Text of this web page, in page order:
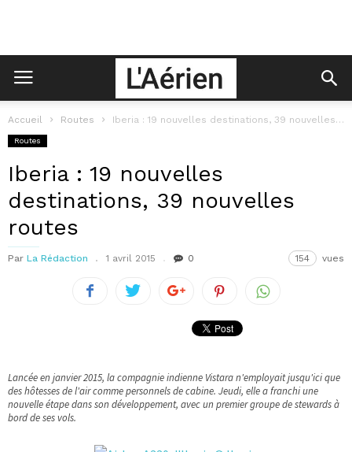
Accueil Routes Iberia : 19 nouvelles destinations, 39 nouvelles routes
Routes
Iberia : 19 nouvelles
destinations, 39 nouvelles
routes
Par La Rédaction 1 avril 2015 0 154 vues
Lancée en janvier 2015, la compagnie indienne Vistara n'employait jusqu'ici que
des hôtesses de l'air comme personnels de cabine. Jeudi, elle a franchi une
nouvelle étape dans son développement, avec un premier groupe de stewards à
bord de ses vols.